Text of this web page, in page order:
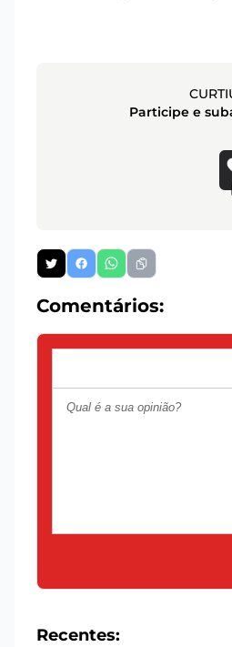
Participe e
Comentários:
Recentes: